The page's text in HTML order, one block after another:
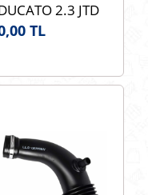
2.3 JTD
14813
SAG
TL